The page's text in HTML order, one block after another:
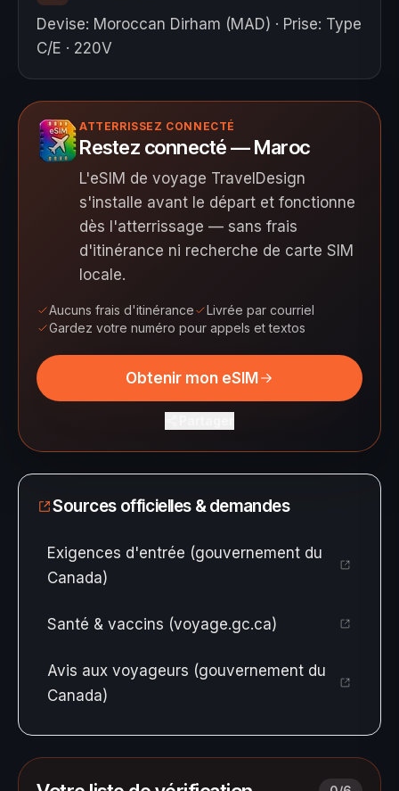
Devise: Moroccan Dirham (MAD) · Prise: Type
C/E · 220V
ATTERRISSEZ CONNECTÉ
Restez connecté — Maroc
L'eSIM de voyage TravelDesign
s'installe avant le départ et fonctionne
dès l'atterrissage — sans frais
d'itinérance ni recherche de carte SIM
locale.
Aucuns frais d'itinérance
Livrée par courriel
Gardez votre numéro pour appels et textos
Obtenir mon eSIM
Sources officielles & demandes
Exigences d'entrée (gouvernement du
Canada)
Santé & vaccins (voyage.gc.ca)
Avis aux voyageurs (gouvernement du
Canada)